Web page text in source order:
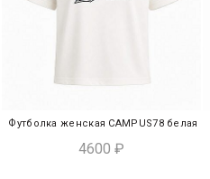
ЭКСПРЕСС-ПОКУПКА
Футболка женская CAMPUS78 белая
4600 ₽